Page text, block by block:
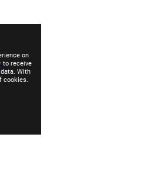
on
to receive
With
cookies.